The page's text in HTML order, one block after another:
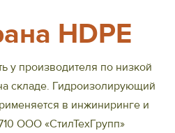
HDPE
у производителя по низкой
складе. Гидроизолирующий
в инжиниринге и
ООО «СтилТехГрупп»